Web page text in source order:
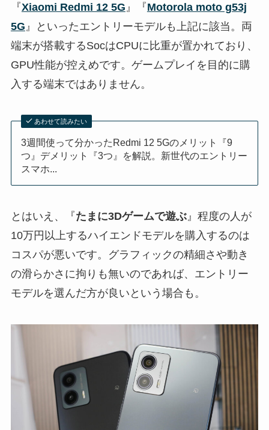
『Xiaomi Redmi 12 5G 』『Motorola moto g53j
5G 』といったエントリーモデルも上記に該当。両
端末が搭載するSocはCPUに比重が置かれており、
GPU性能が控えめです。ゲームプレイを目的に購
入する端末ではありません。
あわせて読みたい
3週間使って分かったRedmi 12 5Gのメリット『9
つ』デメリット『3つ』を解説。新世代のエントリー
スマホ...
とはいえ、『たまに3Dゲームで遊ぶ』程度の人が
10万円以上するハイエンドモデルを購入するのは
コスパが悪いです。グラフィックの精細さや動き
の滑らかさに拘りも無いのであれば、エントリー
モデルを選んだ方が良いという場合も。